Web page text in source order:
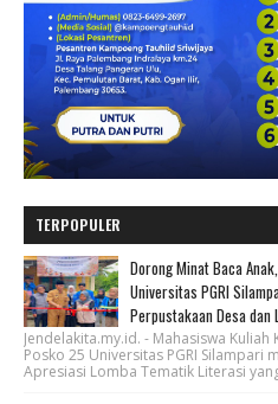
TERPOPULER
Dorong Minat Baca
Universitas PGRI
Perpustakaan Desa dan
Jendelakita.my.id. - Mahasiswa Kuliah
Posko 25 Universitas PGRI Silampari
Apresiasi Lomba Tematik Literasi